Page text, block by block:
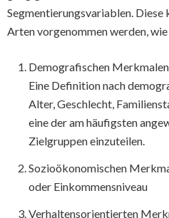
Segmentierungsvariablen. Diese
Arten vorgenommen werden,
Demografischen Merkmalen
Eine Definition nach
Alter, Geschlecht,
eine der am häufigsten
Zielgruppen einzuteilen.
Sozioökonomischen
oder Einkommensniveau
Verhaltensorientierten